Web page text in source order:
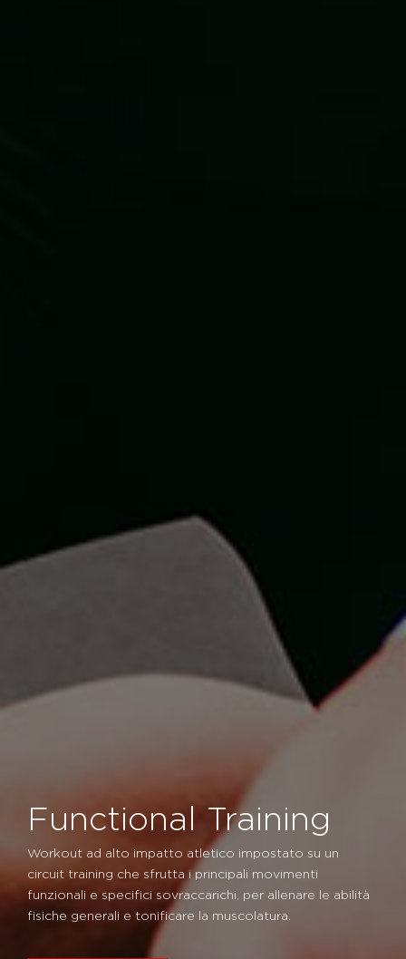
Functional Training
Workout ad alto impatto atletico impostato su un
circuit training che sfrutta i principali movimenti
funzionali e specifici sovraccarichi, per allenare le abilità
fisiche generali e tonificare la muscolatura.